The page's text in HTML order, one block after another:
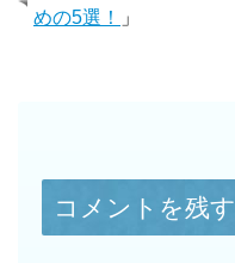
めの5選！
」
コメントを残す